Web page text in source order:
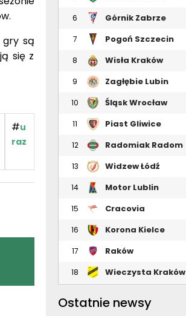
gry są
się z
#u
raz
6 Górnik Zabrze
7 Pogoń Szczecin
8 Wisła Kraków
9 Zagłębie Lubin
10 Śląsk Wrocław
11 Piast Gliwice
12 Radomiak Radom
13 Widzew Łódź
14 Motor Lublin
15 Cracovia
16 Korona Kielce
17
Raków
18 Wieczysta Kraków
Ostatnie newsy